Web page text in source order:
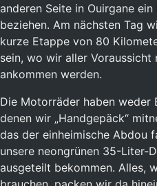
anderen Seite in Ouirgane
beziehen. Am nächsten Tag
kurze Etappe von 80
sein, wo wir aller
ankommen werden.
Die Motorräder haben weder
denen wir „Handgepäck“
das der einheimische Abdou
unsere neongrünen 35-Liter-
ausgeteilt bekommen. Alles,